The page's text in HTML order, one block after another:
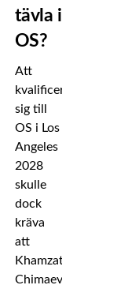
tävla i
OS?
Att
kvalificera
sig till
OS i Los
Angeles
2028
skulle
dock
kräva
att
Khamzat
Chimaev